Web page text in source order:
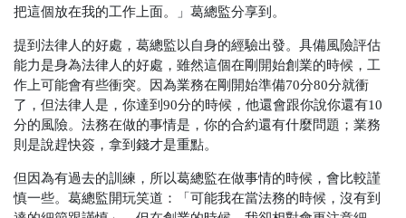
把這個放在我的工作上面。」葛總監分享到。
提到法律人的好處，葛總監以自身的經驗出發。具備風險評估
能力是身為法律人的好處，雖然這個在剛開始創業的時候，工
作上可能會有些衝突。因為業務在剛開始準備70分80分就衝
了，但法律人是，你達到90分的時候，他還會跟你說你還有10
分的風險。法務在做的事情是，你的合約還有什麼問題；業務
則是說趕快簽，拿到錢才是重點。
但因為有過去的訓練，所以葛總監在做事情的時候，會比較謹
慎一些。葛總監開玩笑道：「可能我在當法務的時候，沒有到